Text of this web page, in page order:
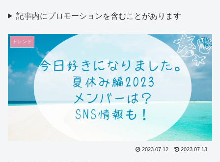
記事内にプロモーションを含むことがあります
トレンド
2023.07.12 2023.07.13